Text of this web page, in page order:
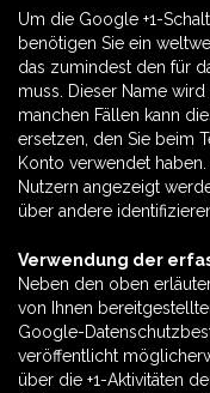
Um die Google +1-
benötigen Sie ein
das zumindest den für
muss. Dieser Name
manchen Fällen kann
ersetzen, den Sie beim
Konto verwendet
Nutzern angezeigt
über andere
Verwendung der
Neben den oben
von Ihnen
Google-
veröffentlicht
über die +1-Aktivitäten